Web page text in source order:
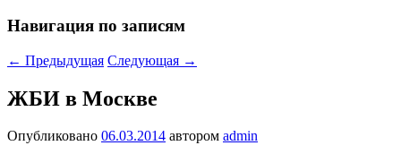
Навигация по записям
← Предыдущая Следующая →
ЖБИ в Москве
Опубликовано 06.03.2014 автором admin